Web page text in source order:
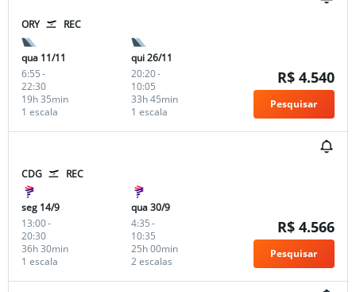
ORY REC
qua 11/11
6:55-
22:30
1 escala
19h 35min
qui 26/11
20:20-
10:05
1 escala
33h 45min
R$ 4.540
Pesquisar
CDG REC
seg 14/9
13:00-
20:30
1 escala
36h 30min
qua 30/9
4:35-
10:35
2 escalas
25h 00min
R$ 4.566
Pesquisar